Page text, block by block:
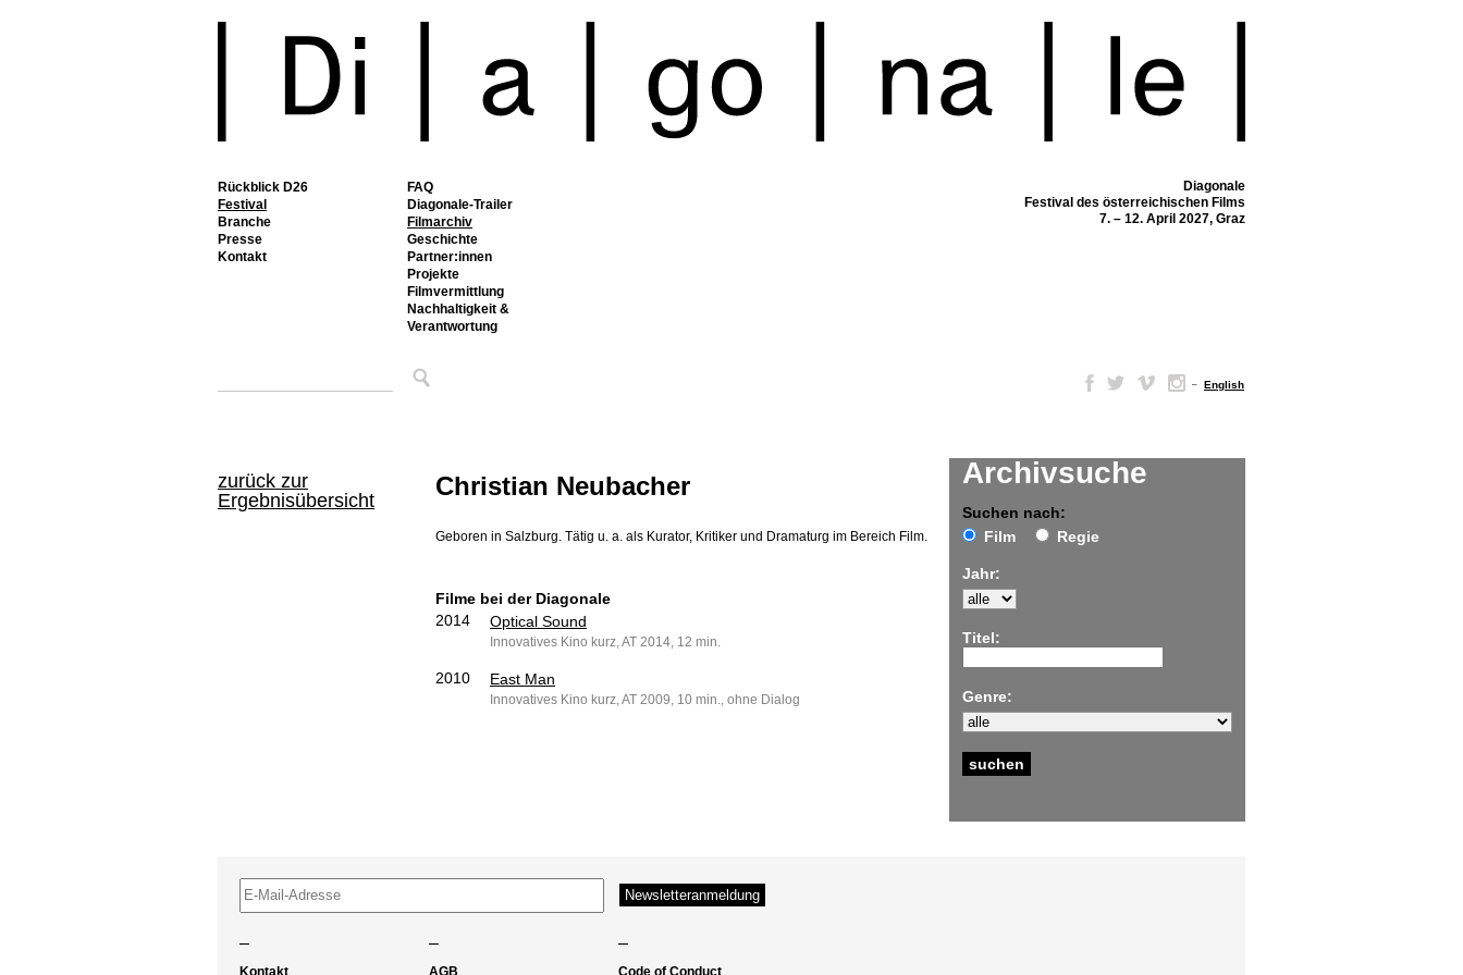
Rückblick D26
Festival
FAQ
Diagonale-Trailer
Filmarchiv
Geschichte
Partner:innen
Projekte
Filmvermittlung
Nachhaltigkeit &
Verantwortung
Branche
Presse
Kontakt
Diagonale
Festival des österreichischen Films
7. – 12. April 2027, Graz
– English
zurück zur
Ergebnisübersicht
Archivsuche
Suchen nach:
Film
Regie
Jahr:
Titel:
Genre:
Christian Neubacher
Geboren in Salzburg. Tätig u. a. als Kurator, Kritiker und Dramaturg im Bereich Film.
Filme bei der Diagonale
2014
Optical Sound
Innovatives Kino kurz, AT 2014, 12 min.
2010 East Man
Innovatives Kino kurz, AT 2009, 10 min., ohne Dialog
– – –
Kontakt AGB Code of Conduct